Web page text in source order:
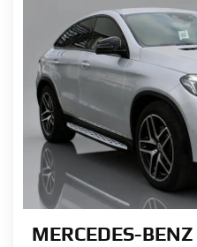
MERCEDES-BENZ